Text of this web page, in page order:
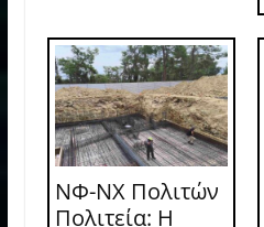
ΝΦ-ΝΧ Πολιτών
Πολιτεία: Η